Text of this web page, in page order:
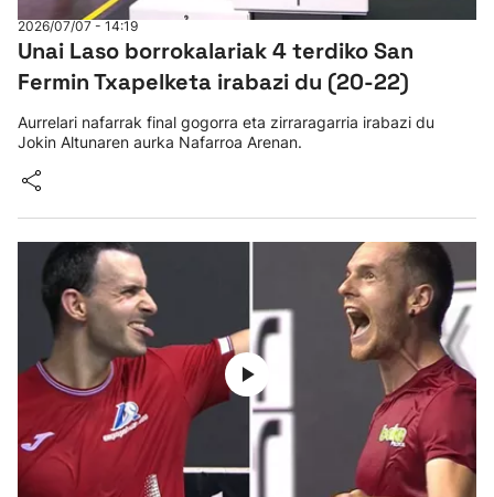
2026/07/07 - 14:19
Unai Laso borrokalariak 4 terdiko San
Fermin Txapelketa irabazi du (20-22)
Aurrelari nafarrak final gogorra eta zirraragarria irabazi du
Jokin Altunaren aurka Nafarroa Arenan.